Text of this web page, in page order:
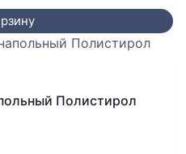
Полистирол